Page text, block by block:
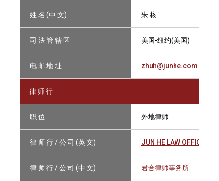
姓 名 (中 文) 朱 核
司 法 管 辖 区 美国-纽约(美国)
电 邮 地 址 zhuh@junhe.com
律 师 行
职 位 外地律师
律 师 行 / 公 司 (英 文) JUN HE LAW OFFICES
律 师 行 / 公 司 (中 文) 君合律师事务所